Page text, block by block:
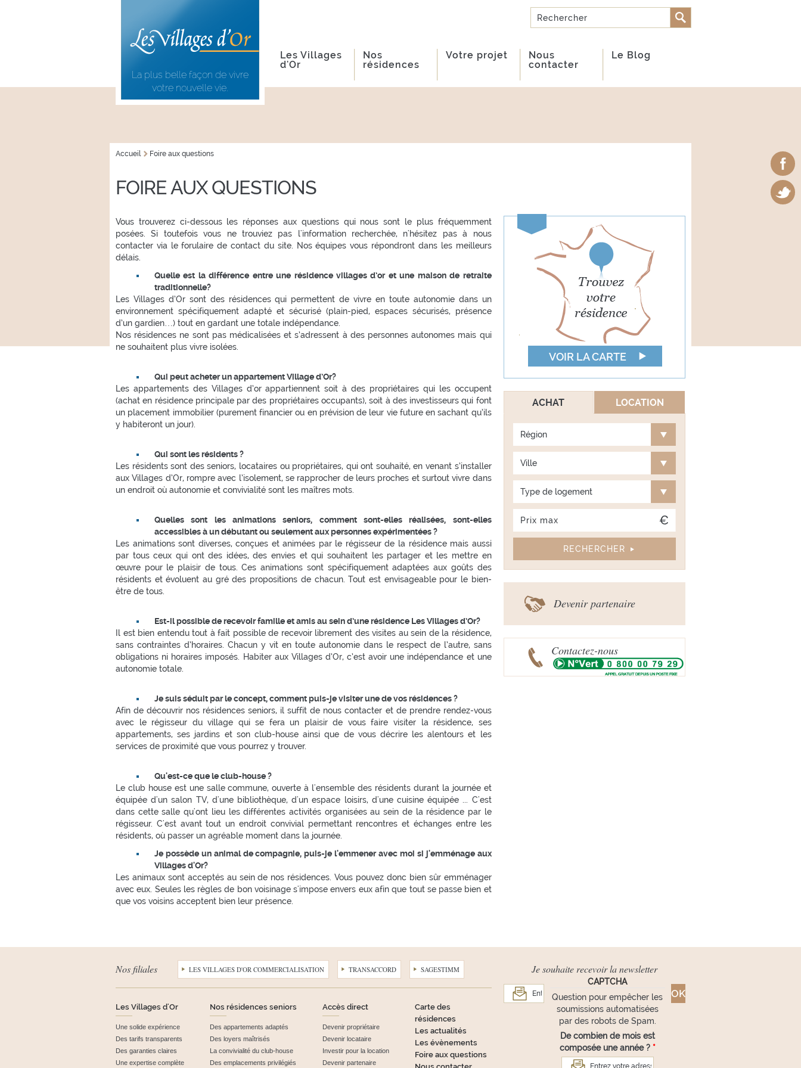
La plus belle façon de vivre
votre nouvelle vie.
FORMULAIRE DE
Rechercher
Les Villages
d'Or
Nos
résidences
Votre projet
Nous
contacter
Le Blog
Accueil Foire aux questions
FOIRE AUX QUESTIONS
Vous trouverez ci-dessous les réponses aux questions qui nous sont le plus fréquemment
posées. Si toutefois vous ne trouviez pas l'information recherchée, n'hésitez pas à nous
contacter via le forulaire de contact du site. Nos équipes vous répondront dans les meilleurs
délais.
Quelle est la différence entre une résidence villages d’or et une maison de retraite
traditionnelle?
Les Villages d’Or sont des résidences qui permettent de vivre en toute autonomie dans un
environnement spécifiquement adapté et sécurisé (plain-pied, espaces sécurisés, présence
d’un gardien…) tout en gardant une totale indépendance.
Nos résidences ne sont pas médicalisées et s’adressent à des personnes autonomes mais qui
ne souhaitent plus vivre isolées.
Qui peut acheter un appartement Village d’Or?
Les appartements des Villages d’or appartiennent soit à des propriétaires qui les occupent
(achat en résidence principale par des propriétaires occupants), soit à des investisseurs qui font
un placement immobilier (purement financier ou en prévision de leur vie future en sachant qu’ils
y habiteront un jour).
Qui sont les résidents ?
Les résidents sont des seniors, locataires ou propriétaires, qui ont souhaité, en venant s’installer
aux Villages d’Or, rompre avec l’isolement, se rapprocher de leurs proches et surtout vivre dans
un endroit où autonomie et convivialité sont les maîtres mots.
Quelles sont les animations seniors, comment sont-elles réalisées, sont-elles
accessibles à un débutant ou seulement aux personnes expérimentées ?
Les animations sont diverses, conçues et animées par le régisseur de la résidence mais aussi
par tous ceux qui ont des idées, des envies et qui souhaitent les partager et les mettre en
œuvre pour le plaisir de tous. Ces animations sont spécifiquement adaptées aux goûts des
résidents et évoluent au gré des propositions de chacun. Tout est envisageable pour le bien-
être de tous.
Est-il possible de recevoir famille et amis au sein d’une résidence Les Villages d’Or?
Il est bien entendu tout à fait possible de recevoir librement des visites au sein de la résidence,
sans contraintes d’horaires. Chacun y vit en toute autonomie dans le respect de l’autre, sans
obligations ni horaires imposés. Habiter aux Villages d’Or, c’est avoir une indépendance et une
autonomie totale.
Je suis séduit par le concept, comment puis-je visiter une de vos résidences ?
Afin de découvrir nos résidences seniors, il suffit de nous contacter et de prendre rendez-vous
avec le régisseur du village qui se fera un plaisir de vous faire visiter la résidence, ses
appartements, ses jardins et son club-house ainsi que de vous décrire les alentours et les
services de proximité que vous pourrez y trouver.
Qu'est-ce que le club-house ?
Le club house est une salle commune, ouverte à l'ensemble des résidents durant la journée et
équipée d'un salon TV, d'une bibliothèque, d'un espace loisirs, d'une cuisine équipée ... C'est
dans cette salle qu'ont lieu les différentes activités organisées au sein de la résidence par le
régisseur. C'est avant tout un endroit convivial permettant rencontres et échanges entre les
résidents, où passer un agréable moment dans la journée.
Je possède un animal de compagnie, puis-je l'emmener avec moi si j'emménage aux
Villages d'Or?
Les animaux sont acceptés au sein de nos résidences. Vous pouvez donc bien sûr emménager
avec eux. Seules les règles de bon voisinage s'impose envers eux afin que tout se passe bien et
que vos voisins acceptent bien leur présence.
VOIR LA CARTE
ACHAT LOCATION
Région
Ville
Type de logement
Devenir partenaire
Contactez-nous
Nos filiales LES VILLAGES D'OR COMMERCIALISATION TRANSACCORD SAGESTIMM
Les Villages d'Or
Une solide expérience
Des tarifs transparents
Des garanties claires
Une expertise complète
Nos résidences seniors
Des appartements adaptés
Des loyers maîtrisés
La convivialité du club-house
Des emplacements privilégiés
Accès direct
Devenir propriétaire
Devenir locataire
Investir pour la location
Devenir partenaire
Carte des
résidences
Les actualités
Les évènements
Foire aux questions
Je souhaite recevoir la newsletter
CAPTCHA
Question pour empêcher les
soumissions automatisées
par des robots de Spam.
De combien de mois est
composée une année ? *